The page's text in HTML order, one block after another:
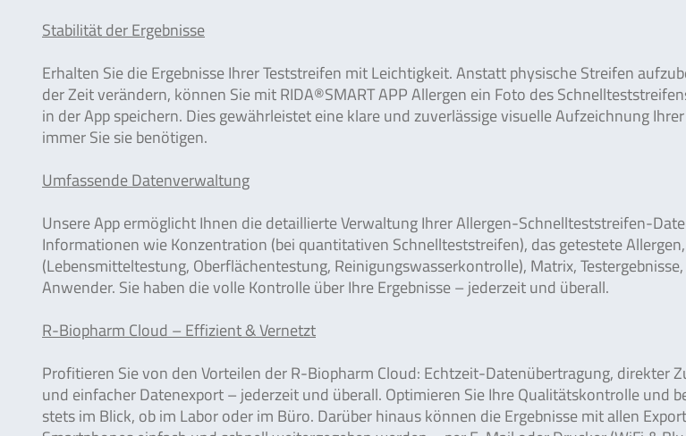
Stabilität der Ergebnisse
Erhalten Sie die Ergebnisse Ihrer Teststreifen mit Leichtigkeit. Anstatt physische Streifen
der Zeit verändern, können Sie mit RIDA®SMART APP Allergen ein Foto des
in der App speichern. Dies gewährleistet eine klare und zuverlässige visuelle Aufzeichnung
immer Sie sie benötigen.
Umfassende Datenverwaltung
Unsere App ermöglicht Ihnen die detaillierte Verwaltung Ihrer Allergen-Schnellteststreifen-
Informationen wie Konzentration (bei quantitativen Schnellteststreifen), das getestete
(Lebensmitteltestung, Oberflächentestung, Reinigungswasserkontrolle), Matrix,
Anwender. Sie haben die volle Kontrolle über Ihre Ergebnisse – jederzeit und überall.
R-Biopharm Cloud – Effizient & Vernetzt
Profitieren Sie von den Vorteilen der R-Biopharm Cloud: Echtzeit-Datenübertragung, direkter
und einfacher Datenexport – jederzeit und überall. Optimieren Sie Ihre Qualitätskontrolle und
stets im Blick, ob im Labor oder im Büro. Darüber hinaus können die Ergebnisse mit allen